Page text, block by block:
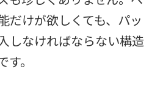
だけが欲しくても、パッ
しなければならない構造
。